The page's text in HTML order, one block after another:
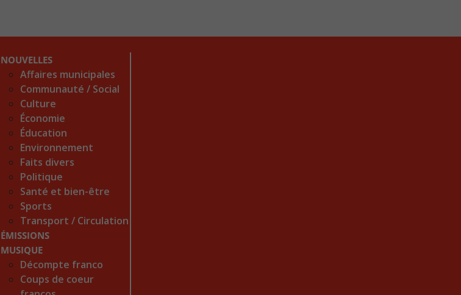
NOUVELLES
Affaires municipales
Communauté / Social
Culture
Économie
Éducation
Environnement
Faits divers
Politique
Santé et bien-être
Sports
Transport / Circulation
ÉMISSIONS
MUSIQUE
Décompte franco
Coups de coeur